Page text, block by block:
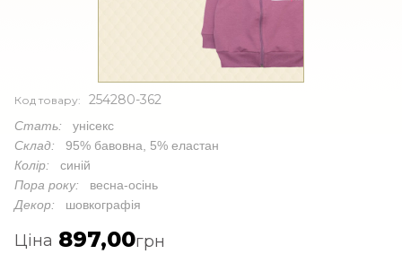
Код товару: 254280-362
Стать: унісекс
Склад: 95% бавовна, 5% еластан
Колір: синій
Пора року: весна-осінь
Декор: шовкографія
Ціна 897,00грн